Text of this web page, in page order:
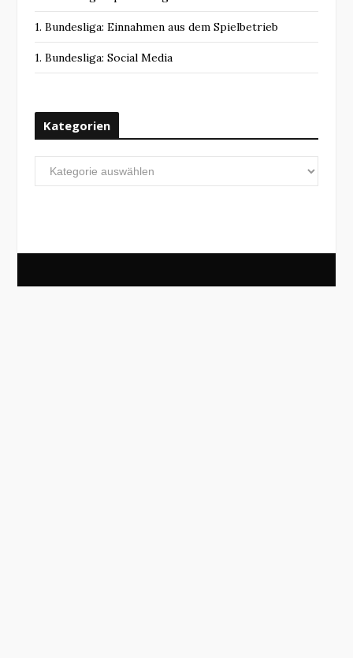
1. Bundesliga: Einnahmen aus dem Spielbetrieb
1. Bundesliga: Social Media
Kategorien
Kategorien